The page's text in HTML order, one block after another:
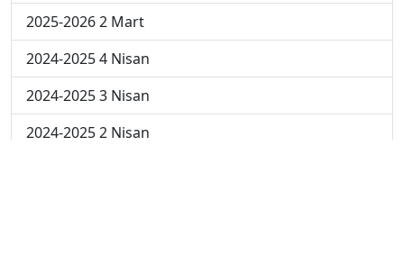
2025-2026 2 Mart
2024-2025 4 Nisan
2024-2025 3 Nisan
2024-2025 2 Nisan